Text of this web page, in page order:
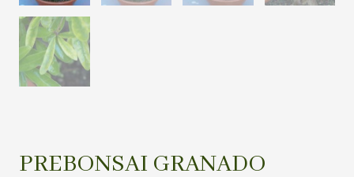
PREBONSAI GRANADO